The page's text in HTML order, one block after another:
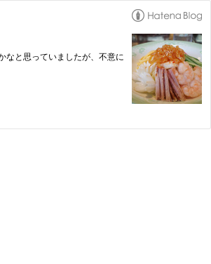
なと思っていましたが、不意に